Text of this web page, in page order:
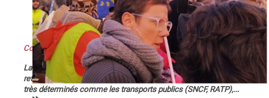
Contre Macron et sa réforme des retraites : grève générale !
La démonstration de force des salariés contre la réforme des
retraites engagée le 5 décembre se poursuit et certains secteurs
très déterminés comme les transports publics (SNCF, RATP),...